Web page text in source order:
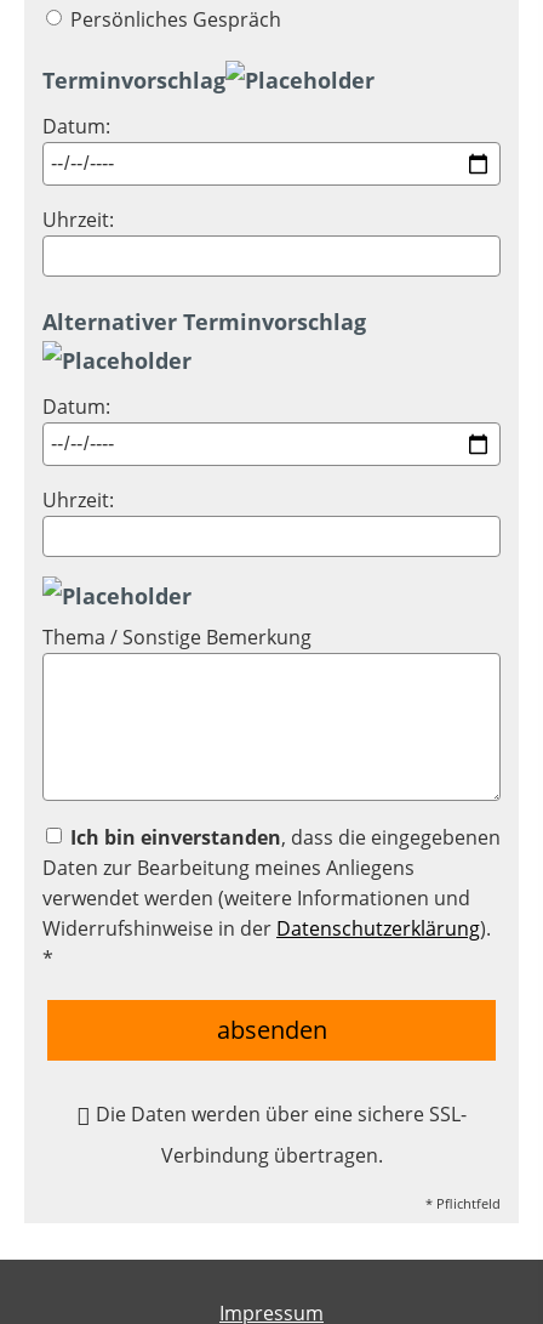
Persönliches Gespräch
Terminvorschlag
Datum:
Uhrzeit:
Alternativer Terminvorschlag
Datum:
Uhrzeit:
Thema / Sonstige Bemerkung
Ich bin einverstanden, dass die eingegebenen
Daten zur Bearbeitung meines Anliegens
verwendet werden (weitere Informationen und
Widerrufshinweise in der Datenschutzerklärung).
*
absenden
Die Daten werden über eine sichere SSL-
Verbindung übertragen.
* Pflichtfeld
Impressum